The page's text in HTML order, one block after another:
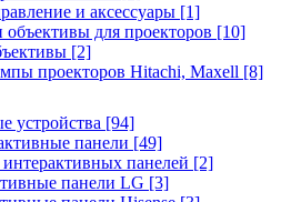
и аксессуары [1]
для проекторов [10]
[2]
проекторов Hitachi, Maxell [8]
устройства [94]
панели [49]
интерактивных панелей [2]
панели LG [3]